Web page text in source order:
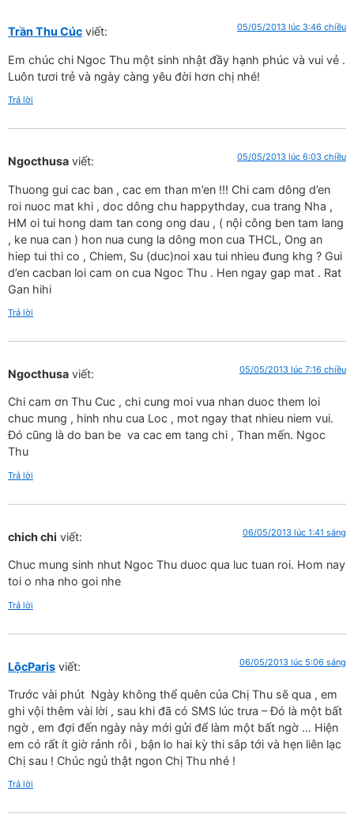
Trần Thu Cúc viết: 05/05/2013 lúc 3:46 chiều
Em chúc chi Ngoc Thu một sinh nhật đầy hạnh phúc và vui vẻ .
Luôn tươi trẻ và ngày càng yêu đời hơn chị nhé!
Trả lời
Ngocthusa viết: 05/05/2013 lúc 6:03 chiều
Thuong gui cac ban , cac em than m’en !!! Chi cam dông d’en
roi nuoc mat khi , doc dông chu happythday, cua trang Nha ,
HM oi tui hong dam tan cong ong dau , ( nội công ben tam lang
, ke nua can ) hon nua cung la dông mon cua THCL, Ong an
hiep tui thi co , Chiem, Su (duc)noi xau tui nhieu đung khg ? Gui
d’en cacban loi cam on cua Ngoc Thu . Hen ngay gap mat . Rat
Gan hihi
Trả lời
Ngocthusa viết: 05/05/2013 lúc 7:16 chiều
Chi cam ơn Thu Cuc , chi cung moi vua nhan duoc them loi
chuc mung , hinh nhu cua Loc , mot ngay that nhieu niem vui.
Đó cũng là do ban be va cac em tang chi , Than mến. Ngoc
Thu
Trả lời
chich chi viết: 06/05/2013 lúc 1:41 sáng
Chuc mung sinh nhut Ngoc Thu duoc qua luc tuan roi. Hom nay
toi o nha nho goi nhe
Trả lời
LộcParis viết: 06/05/2013 lúc 5:06 sáng
Trước vài phút Ngày không thể quên của Chị Thu sẽ qua , em
ghi vội thêm vài lời , sau khi đã có SMS lúc trưa – Đó là một bất
ngờ , em đợi đến ngày này mới gửi để làm một bất ngờ … Hiện
em có rất ít giờ rảnh rỗi , bận lo hai kỳ thi sắp tới và hẹn liên lạc
Chị sau ! Chúc ngủ thật ngon Chị Thu nhé !
Trả lời